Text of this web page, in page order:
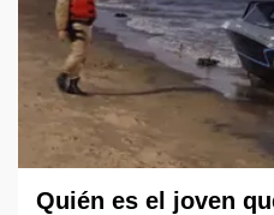
Quién es el joven